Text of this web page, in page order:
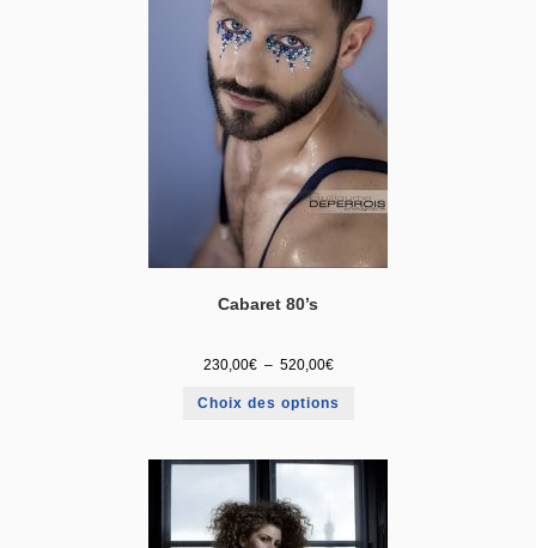
Cabaret 80’s
230,00€ – 520,00€
Choix des options